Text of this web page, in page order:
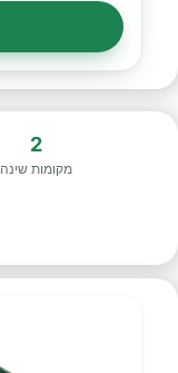
2
מקומות שינה